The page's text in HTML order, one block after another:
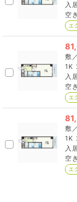
空
エ
1K
空
エ
1K
空
エ